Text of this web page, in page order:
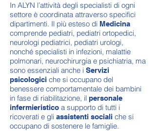
In ALYN l’attività degli specialisti di ogni
settore è coordinata attraverso specifici
dipartimenti. Il più esteso di Medicina
comprende pediatri, pediatri ortopedici,
neurologi pediatrici, pediatri urologi,
nonché specialisti in infezioni, malattie
polmonari, neurochirurgia e psichiatria, ma
sono essenziali anche i Servizi
psicologici che si occupano del
benessere comportamentale dei bambini
in fase di riabilitazione, il personale
infermieristico a supporto di tutti i
ricoverati e gli assistenti sociali che si
occupano di sostenere le famiglie.